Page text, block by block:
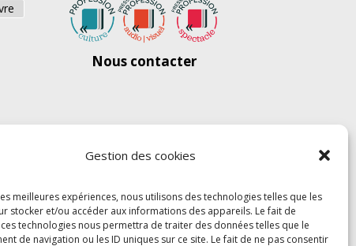
Gestion des cookies
meilleures expériences, nous utilisons des technologies telles que les
stocker et/ou accéder aux informations des appareils. Le fait de
technologies nous permettra de traiter des données telles que le
de navigation ou les ID uniques sur ce site. Le fait de ne pas consentir
Nous contacter